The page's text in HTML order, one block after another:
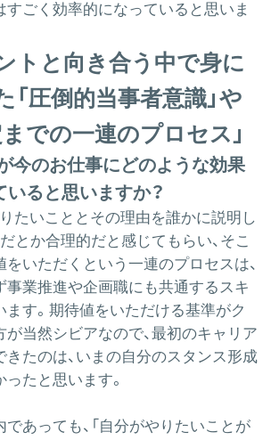
すごく効率的になっていると思いま
トと向き合う中で身に
「圧倒的当事者意識」や
までの一連のプロセス」
今のお仕事にどのような効果
いると思いますか？
たいこととその理由を誰かに説明し
とか合理的だと感じてもらい、そこ
いただくという一連のプロセスは、
事業推進や企画職にも共通するスキ
ます。期待値をいただける基準がク
が当然シビアなので、最初のキャリア
きたのは、いまの自分のスタンス形成
たと思います。
あっても、「自分がやりたいことが